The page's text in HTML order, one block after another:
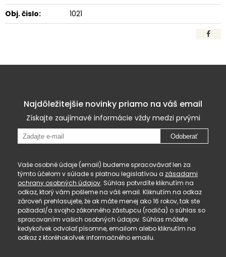
Obj. čislo: 1021
Najdôležitejšie novinky priamo na váš email
Získajte zaujímavé informácie vždy medzi prvými
Odoberať
Vaše osobné údaje (email) budeme spracovávať len za
týmto účelom v súlade s platnou legislatívou a zásadami
ochrany osobných údajov. Súhlas potvrdíte kliknutím na
odkaz, ktorý vám pošleme na váš email. Kliknutím na odkaz
zároveň prehlasujete, že ak máte menej ako 16 rokov, tak ste
požiadal/a svojho zákonného zástupcu (rodiča) o súhlas so
spracovaním vašich osobných údajov. Súhlas môžete
kedykoľvek odvolať písomne, emailom alebo kliknutím na
odkaz z ktoréhokoľvek informačného emailu.